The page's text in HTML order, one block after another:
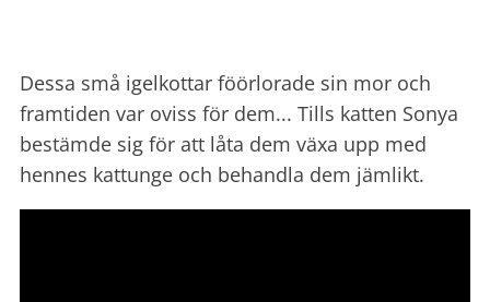
Dessa små igelkottar föörlorade sin mor och
framtiden var oviss för dem... Tills katten Sonya
bestämde sig för att låta dem växa upp med
hennes kattunge och behandla dem jämlikt.